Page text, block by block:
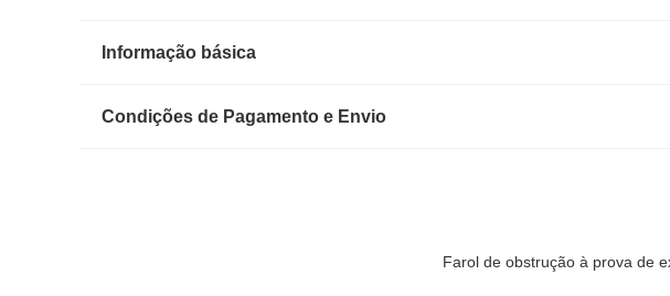
Informação básica
Condições de Pagamento e Envio
Farol de obstrução à prova de